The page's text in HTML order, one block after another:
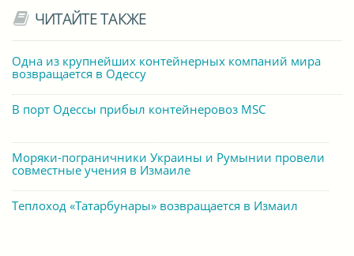
ЧИТАЙТЕ ТАКЖЕ
Одна из крупнейших контейнерных компаний мира
возвращается в Одессу
В порт Одессы прибыл контейнеровоз MSC
Моряки-пограничники Украины и Румынии провели
совместные учения в Измаиле
Теплоход «Татарбунары» возвращается в Измаил